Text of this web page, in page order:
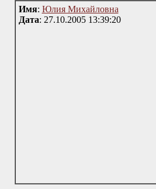
Имя: Юлия Михайловна
Дата: 27.10.2005 13:39:20